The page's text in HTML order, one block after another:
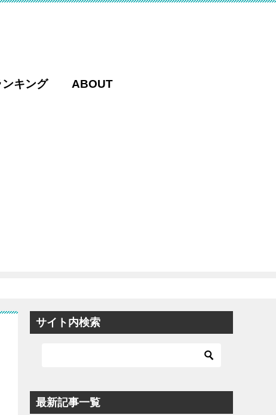
キング ABOUT
サイト内検索
最新記事一覧